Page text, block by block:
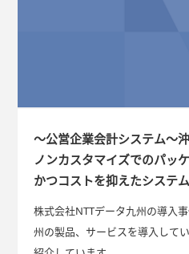
～公営企業会計システム～
ノンカスタマイズでのパッ
かつコストを抑えたシステ
株式会社NTTデータ九州の導入
州の製品、サービスを導入して